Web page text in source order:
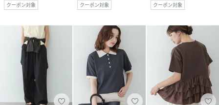
クーポン対象
クーポン対象
クーポン対象